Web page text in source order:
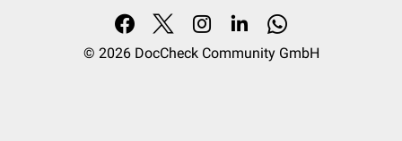
© 2026 DocCheck Community GmbH